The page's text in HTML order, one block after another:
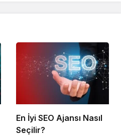
En İyi SEO Ajansı Nasıl
Seçilir?